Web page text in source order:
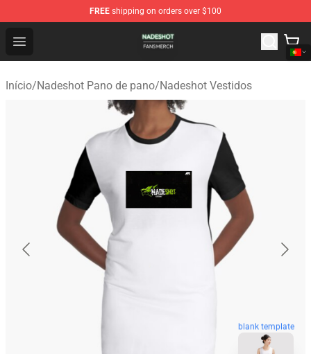
FREE shipping on orders over $100
Open menu
Nadeshot Shop - Official Nadeshot Merchandise Store
Início/Nadeshot Pano de pano/Nadeshot Vestidos
blank template